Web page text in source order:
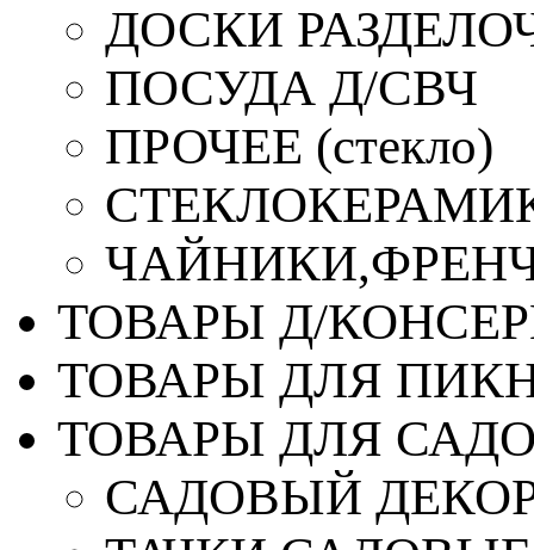
ДОСКИ
ПОСУДА Д/СВЧ
ПРОЧЕЕ (стекло)
ТОВАРЫ Д/
ТОВАРЫ ДЛЯ
ТОВАРЫ ДЛЯ
САДОВЫЙ